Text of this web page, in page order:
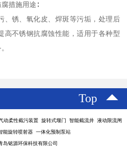
措施用途∶
、锈、氧化皮、焊斑等污垢，处理后
高不锈钢抗腐蚀性能，适用于各种型
Top
动柔性截污装置 旋转式堰门 智能截流井 液动限流闸
能旋转喷射器 一体化预制泵站
岛铭源环保科技有限公司